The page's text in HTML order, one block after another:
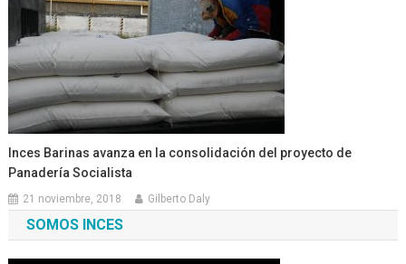
Inces Barinas avanza en la consolidación del proyecto de
Panadería Socialista
21 noviembre, 2018 Gilberto Daly
SOMOS INCES